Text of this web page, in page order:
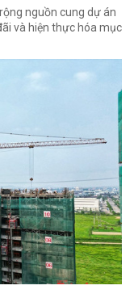
nguồn cung dự án
và hiện thực hóa mục